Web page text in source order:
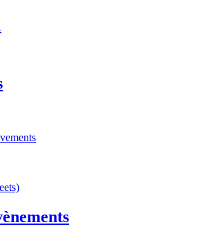
des droits
», premier
le 22 mai 2026 19:06